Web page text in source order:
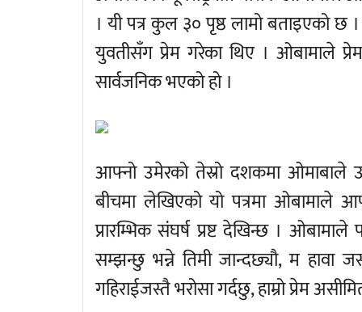
। यी पत्र कुल ३० पृष्ठ लामो बताइएको
युवतीसँग प्रेम गरेका थिए । ओबामाले
सार्वजनिक भएको हो ।
आफ्नो उमेरको तेस्रो दशकमा ओमाबाले
बीचमा लेखिएको यो पत्रमा ओबामाले
प्रारम्भिक संघर्ष प्रष्ट देखिन्छ ।
सम्झन्छु भन्ने तिमी जान्दछ्यौ, म हावा
गहिराईजस्तै भरोसा गर्दछु, हाम्रो प्रेम